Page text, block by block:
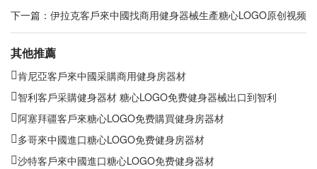
下一篇： 伊拉克客戶來中國找商用健身器械生產糖心LOGO原创视频
其他推薦
肯尼亞客戶來中國采購商用健身房器材
智利客戶采購健身器材 糖心LOGO免费健身器械出口到智利
阿塞拜疆客戶來糖心LOGO免费購買健身房器材
多哥來中國進口糖心LOGO免费健身房器材
沙特客戶來中國進口糖心LOGO免费健身器材